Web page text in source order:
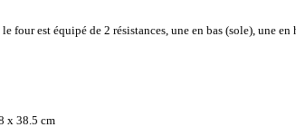
four est équipé de 2 résistances, une en bas (sole), une
x 38.5 cm